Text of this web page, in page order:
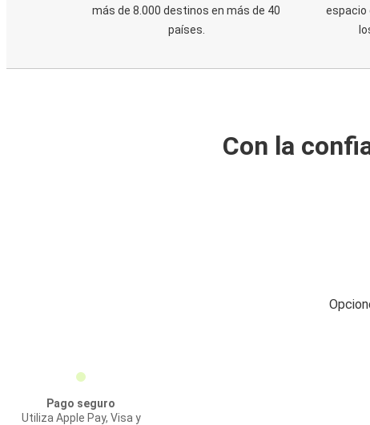
más de 8.000 destinos en más de 40
países.
espacio
Con la
Pago seguro
Utiliza Apple Pay, Visa y